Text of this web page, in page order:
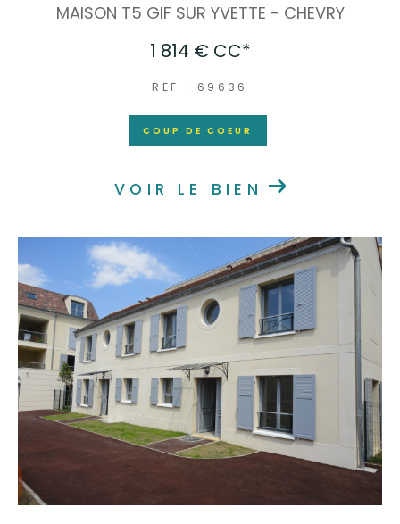
MAISON T5 GIF SUR YVETTE - CHEVRY
1 814 € CC*
REF : 69636
COUP DE COEUR
VOIR LE BIEN